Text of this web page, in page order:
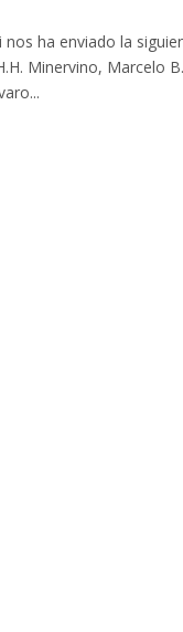
nos ha enviado la
Minervino, Marcelo